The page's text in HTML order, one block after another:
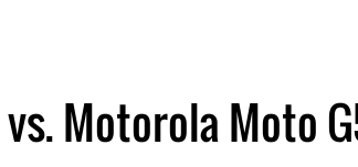
vs. Motorola Moto